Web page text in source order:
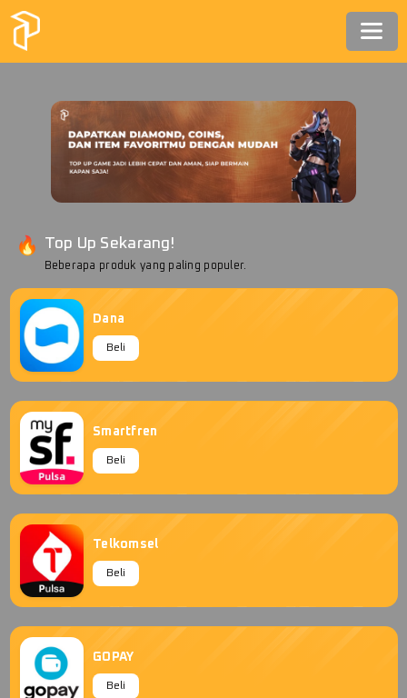
Top Up Sekarang!
Beberapa produk yang paling populer.
Dana
Beli
Smartfren
Beli
Telkomsel
Beli
GOPAY
Beli